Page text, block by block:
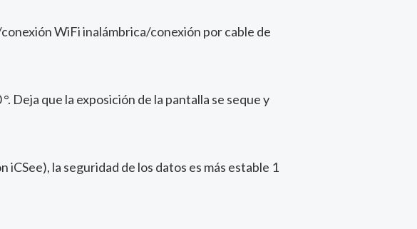
WiFi inalámbrica/conexión por cable de
que la exposición de la pantalla se seque y
la seguridad de los datos es más estable 1